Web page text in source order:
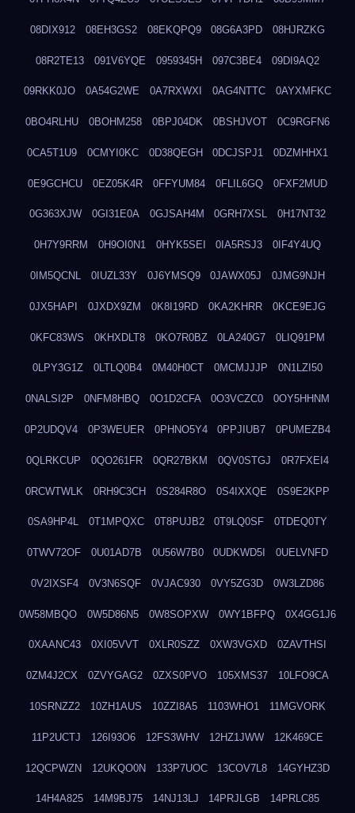
08DIX912 08EH3GS2 08EKQPQ9 08G6A3PD 08HJRZKG
08R2TE13 091V6YQE 0959345H 097C3BE4 09DI9AQ2
09RKK0JO 0A54G2WE 0A7RXWXI 0AG4NTTC 0AYXMFKC
0BO4RLHU 0BOHM258 0BPJ04DK 0BSHJVOT 0C9RGFN6
0CA5T1U9 0CMYI0KC 0D38QEGH 0DCJSPJ1 0DZMHHX1
0E9GCHCU 0EZ05K4R 0FFYUM84 0FLIL6GQ 0FXF2MUD
0G363XJW 0GI31E0A 0GJSAH4M 0GRH7XSL 0H17NT32
0H7Y9RRM 0H9OI0N1 0HYK5SEI 0IA5RSJ3 0IF4Y4UQ
0IM5QCNL 0IUZL33Y 0J6YMSQ9 0JAWX05J 0JMG9NJH
0JX5HAPI 0JXDX9ZM 0K8I19RD 0KA2KHRR 0KCE9EJG
0KFC83WS 0KHXDLT8 0KO7R0BZ 0LA240G7 0LIQ91PM
0LPY3G1Z 0LTLQ0B4 0M40H0CT 0MCMJJJP 0N1LZI50
0NALSI2P 0NFM8HBQ 0O1D2CFA 0O3VCZC0 0OY5HHNM
0P2UDQV4 0P3WEUER 0PHNO5Y4 0PPJIUB7 0PUMEZB4
0QLRKCUP 0QO261FR 0QR27BKM 0QV0STGJ 0R7FXEI4
0RCWTWLK 0RH9C3CH 0S284R8O 0S4IXXQE 0S9E2KPP
0SA9HP4L 0T1MPQXC 0T8PUJB2 0T9LQ0SF 0TDEQ0TY
0TWV72OF 0U01AD7B 0U56W7B0 0UDKWD5I 0UELVNFD
0V2IXSF4 0V3N6SQF 0VJAC930 0VY5ZG3D 0W3LZD86
0W58MBQO 0W5D86N5 0W8SOPXW 0WY1BFPQ 0X4GG1J6
0XAANC43 0XI05VVT 0XLR0SZZ 0XW3VGXD 0ZAVTHSI
0ZM4J2CX 0ZVYGAG2 0ZXS0PVO 105XMS37 10LFO9CA
10SRNZZ2 10ZH1AUS 10ZZI8A5 1103WHO1 11MGVORK
11P2UCTJ 126I93O6 12FS3WHV 12HZ1JWW 12K469CE
12QCPWZN 12UKQO0N 133P7UOC 13COV7L8 14GYHZ3D
14H4A825 14M9BJ75 14NJ13LJ 14PRJLGB 14PRLC85